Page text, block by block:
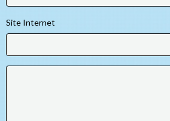
Site Internet